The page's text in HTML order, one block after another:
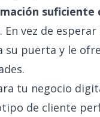
suficiente
. En vez de
su puerta y le
tu negocio
de cliente